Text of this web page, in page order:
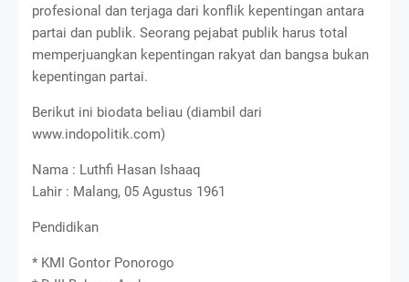
profesional dan terjaga dari konflik kepentingan antara
partai dan publik. Seorang pejabat publik harus total
memperjuangkan kepentingan rakyat dan bangsa bukan
kepentingan partai.
Berikut ini biodata beliau (diambil dari
www.indopolitik.com)
Nama : Luthfi Hasan Ishaaq
Lahir : Malang, 05 Agustus 1961
Pendidikan
* KMI Gontor Ponorogo